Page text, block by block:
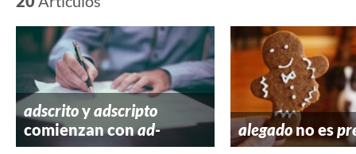
adscritoyadscripto
comienzan conad- alegadono es